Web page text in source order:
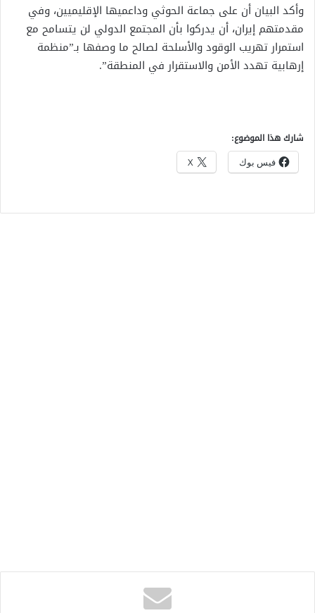
وأكد البيان أن على جماعة الحوثي وداعميها الإقليميين، وفي
مقدمتهم إيران، أن يدركوا بأن المجتمع الدولي لن يتسامح مع
استمرار تهريب الوقود والأسلحة لصالح ما وصفها بـ”منظمة
إرهابية تهدد الأمن والاستقرار في المنطقة”.
شارك هذا الموضوع:
فيس بوك X